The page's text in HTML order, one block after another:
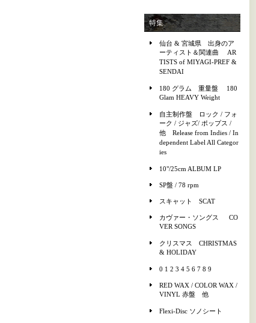
特集
仙台 & 宮城県 出身のア
ーティスト＆関連曲 AR
TISTS of MIYAGI-PREF &
SENDAI
180 グラム 重量盤 180
Glam HEAVY Weight
自主制作盤 ロック / フォ
ーク / ジャズ/ ポップス /
他 Release from Indies / In
dependent Label All Categor
ies
10"/25cm ALBUM LP
SP盤 / 78 rpm
スキャット SCAT
カヴァー・ソングス CO
VER SONGS
クリスマス CHRISTMAS
& HOLIDAY
0 1 2 3 4 5 6 7 8 9
RED WAX / COLOR WAX /
VINYL 赤盤 他
Flexi-Disc ソノシート